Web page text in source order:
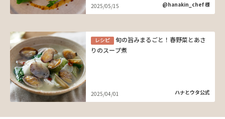
2025/05/15 @hanakin_chef 様
レシピ
旬の旨みまるごと！春野菜とあさ
りのスープ煮
2025/04/01 ハナとウタ公式